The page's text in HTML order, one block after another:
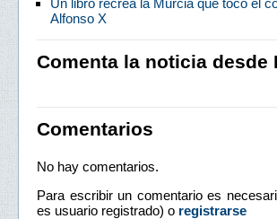
Alfonso X
Comenta la noticia desde
Comentarios
No hay comentarios.
Para escribir un comentario es
es usuario registrado) o registrarse